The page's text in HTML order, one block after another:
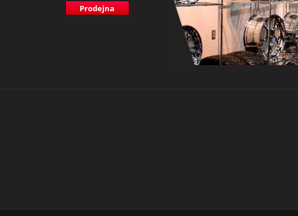
Prodejna